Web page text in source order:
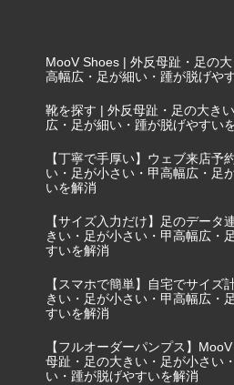
MooV Shoes | 外反母趾・足の
高幅広・足が細い・踵が脱げや
靴を探す | 外反母趾・足の大き
広・足が細い・踵が脱げやすい
【丁寧で手厚い】ウェブ来店予
い・足が小さい・甲高幅広・足
いを解消
【サイズ入力だけ】足のデータ
きい・足が小さい・甲高幅広・
すいを解消
【スマホで簡単】自宅でサイズ
きい・足が小さい・甲高幅広・
すいを解消
【フルオーダーパンプス】
母趾・足の大きい・足が小さい
い・踵が脱げやすいを解消